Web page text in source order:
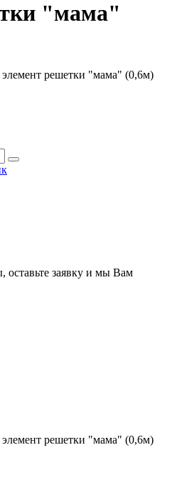
"мама"
решетки "мама" (0,6м)
оставьте заявку и мы Вам
решетки "мама" (0,6м)